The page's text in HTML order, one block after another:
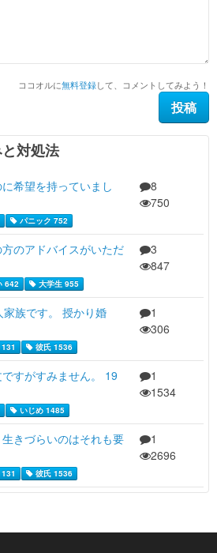
ココオルに無料登録して、コメントしてみよう！
対処法
希望を持っていまし
パニック 752
8
750
のアドバイスがいただ
642 大学生 955
3
847
族です。 授かり婚
彼氏 1536
1
306
すがすみません。 19
いじめ 1485
1
1534
生きづらいのはそれも要
彼氏 1536
1
2696